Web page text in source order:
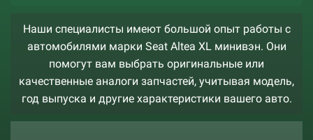
Наши специалисты имеют большой опыт работы с
автомобилями марки Seat Altea XL минивэн. Они
помогут вам выбрать оригинальные или
качественные аналоги запчастей, учитывая модель,
год выпуска и другие характеристики вашего авто.